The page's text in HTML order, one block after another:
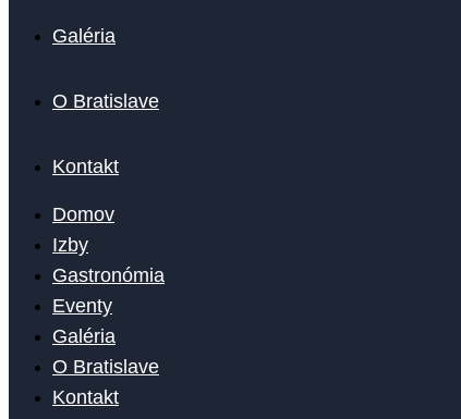
Galéria
O Bratislave
Kontakt
Domov
Izby
Gastronómia
Eventy
Galéria
O Bratislave
Kontakt